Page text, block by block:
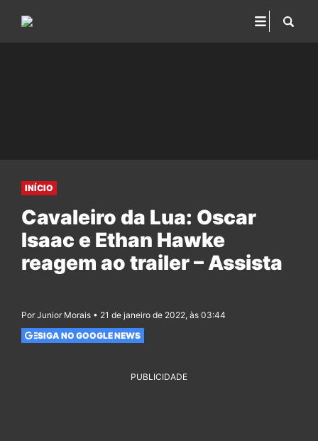
INÍCIO
Cavaleiro da Lua: Oscar
Isaac e Ethan Hawke
reagem ao trailer – Assista
Por Junior Morais • 21 de janeiro de 2022, às 03:44
SIGA NO GOOGLE NEWS
PUBLICIDADE